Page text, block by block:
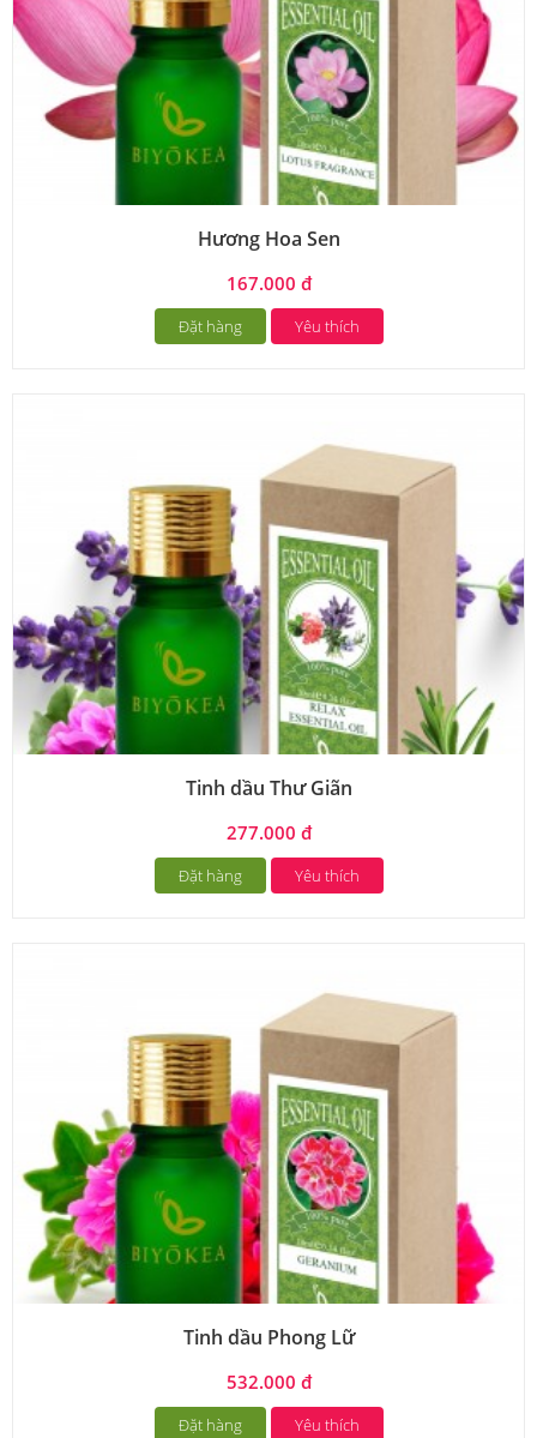
Hương Hoa Sen
167.000 đ
Đặt hàng Yêu thích
Tinh dầu Thư Giãn
277.000 đ
Đặt hàng Yêu thích
Tinh dầu Phong Lữ
532.000 đ
Đặt hàng Yêu thích